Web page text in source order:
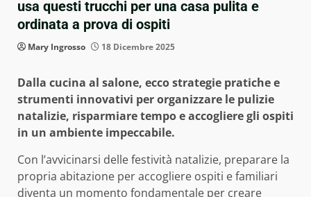
usa questi trucchi per una casa pulita e
ordinata a prova di ospiti
Mary Ingrosso 18 Dicembre 2025
Dalla cucina al salone, ecco strategie pratiche e
strumenti innovativi per organizzare le pulizie
natalizie, risparmiare tempo e accogliere gli ospiti
in un ambiente impeccabile.
Con l’avvicinarsi delle festività natalizie, preparare la
propria abitazione per accogliere ospiti e familiari
diventa un momento fondamentale per creare